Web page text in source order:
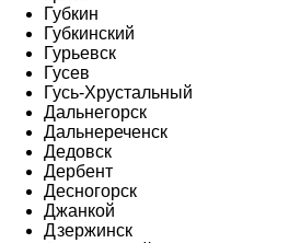
Губкин
Губкинский
Гурьевск
Гусев
Гусь-Хрустальный
Дальнегорск
Дальнереченск
Дедовск
Дербент
Десногорск
Джанкой
Дзержинск